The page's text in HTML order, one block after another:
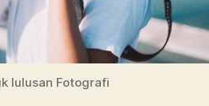
lulusan Fotografi